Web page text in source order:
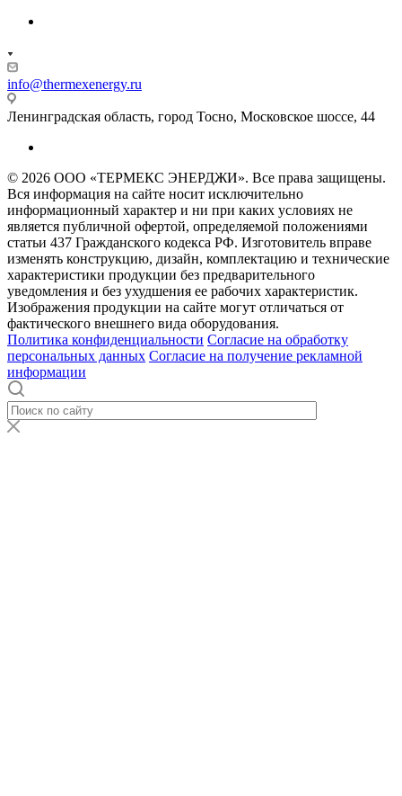
info@thermexenergy.ru
Ленинградская область, город Тосно, Московское шоссе, 44
© 2026 ООО «ТЕРМЕКС ЭНЕРДЖИ». Все права защищены.
Вся информация на сайте носит исключительно
информационный характер и ни при каких условиях не
является публичной офертой, определяемой положениями
статьи 437 Гражданского кодекса РФ. Изготовитель вправе
изменять конструкцию, дизайн, комплектацию и технические
характеристики продукции без предварительного
уведомления и без ухудшения ее рабочих характеристик.
Изображения продукции на сайте могут отличаться от
фактического внешнего вида оборудования.
Политика конфиденциальности Согласие на обработку
персональных данных Согласие на получение рекламной
информации